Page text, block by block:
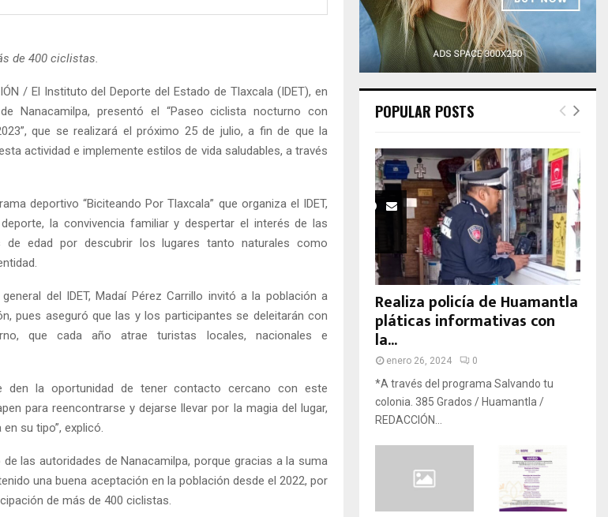
de 400 ciclistas.
/ El Instituto del Deporte del Estado de Tlaxcala (IDET), en
Nanacamilpa, presentó el “Paseo ciclista nocturno con
que se realizará el próximo 25 de julio, a fin de que la
actividad e implemente estilos de vida saludables, a través
deportivo “Biciteando Por Tlaxcala” que organiza el IDET,
la convivencia familiar y despertar el interés de las
de edad por descubrir los lugares tanto naturales como
del IDET, Madaí Pérez Carrillo invitó a la población a
pues aseguró que las y los participantes se deleitarán con
que cada año atrae turistas locales, nacionales e
den la oportunidad de tener contacto cercano con este
para reencontrarse y dejarse llevar por la magia del lugar,
su tipo”, explicó.
las autoridades de Nanacamilpa, porque gracias a la suma
una buena aceptación en la población desde el 2022, por
de más de 400 ciclistas.
POPULAR POSTS
Realiza policía de Huamantla
pláticas informativas con
la...
enero 26, 2024 0
*A través del programa Salvando tu
colonia. 385 Grados / Huamantla /
REDACCIÓN...